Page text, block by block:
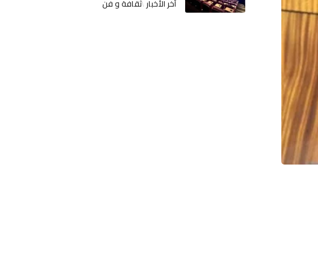
أخر الأخبار ثقافة و فن